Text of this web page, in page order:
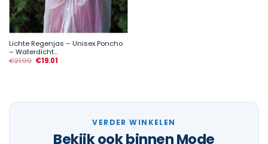
Lichte Regenjas – Unisex Poncho
– Waterdicht...
€21.99 €19.01
VERDER WINKELEN
Bekijk ook binnen Mode